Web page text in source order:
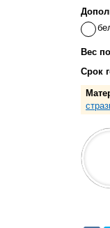
Вес
Срок